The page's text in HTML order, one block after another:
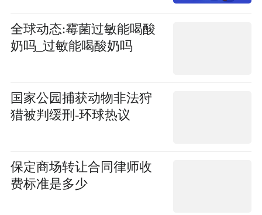
全球动态:霉菌过敏能喝酸
奶吗_过敏能喝酸奶吗
国家公园捕获动物非法狩
猎被判缓刑-环球热议
保定商场转让合同律师收
费标准是多少